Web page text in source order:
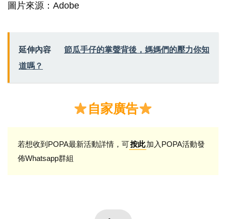
圖片來源：Adobe
延伸內容
節瓜手仔的掌聲背後，媽媽們的壓力你知
道嗎？
自家廣告
若想收到POPA最新活動詳情，可按此加入POPA活動發
佈Whatsapp群組